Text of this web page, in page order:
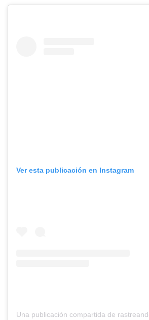
Ver esta publicación en Instagram
Una publicación compartida de